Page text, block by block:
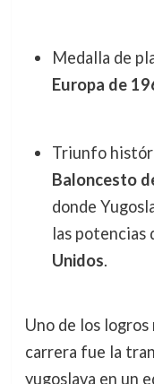
Medalla de
Europa de
Triunfo
Baloncesto
donde
las potencias
Unidos.
Uno de los
carrera fue la
yugoslava en un